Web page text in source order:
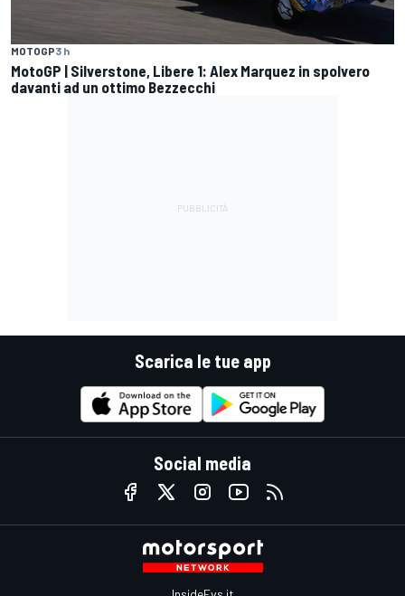
MOTOGP3 h
MotoGP | Silverstone, Libere 1: Alex Marquez in spolvero
davanti ad un ottimo Bezzecchi
Scarica le tue app
Social media